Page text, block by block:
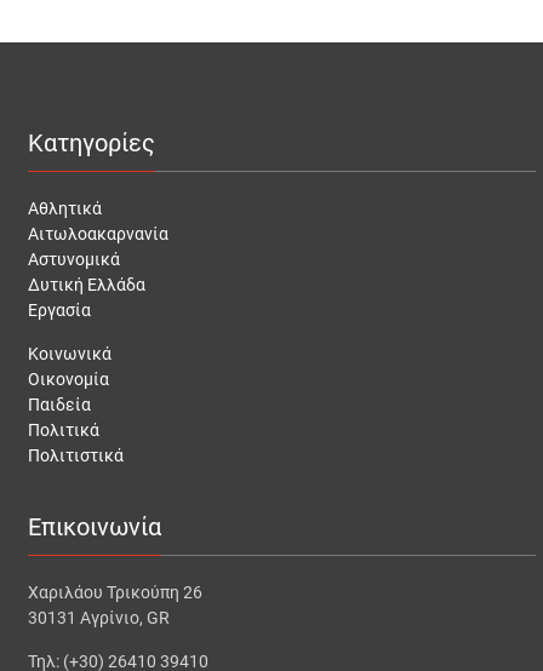
Κατηγορίες
Αθλητικά
Αιτωλοακαρνανία
Αστυνομικά
Δυτική Ελλάδα
Εργασία
Κοινωνικά
Οικονομία
Παιδεία
Πολιτικά
Πολιτιστικά
Επικοινωνία
Χαριλάου Τρικούπη 26
30131 Αγρίνιο, GR
Τηλ: (+30) 26410 39410